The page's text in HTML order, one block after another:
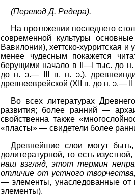
(Перевод Д. Редера).
На протяжении последнего
современной культуры
Вавилонии), хеттско-хурритская
менее чудесным покажется
берущими начало в II—I тыс. до н.
до н. э.— III в. н. э.),
древнееврейской (XII в. до н. э.— II
Во всех литературах
развития; более ранний —
свойственна также
«пласты» — свидетели более
Древнейшие слои могут
долитературной, то есть
наш взгляд, этот термин
отличие от устного
— элементы, унаследованные от
элементы).